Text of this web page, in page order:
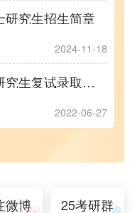
研究生招生简章
2024-11-18
2021年齐齐哈尔大学硕士研究生复试录取办法
2022-06-27
微博 25考研群